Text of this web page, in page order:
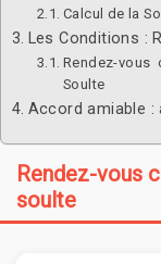
Calcul de la
Les Conditions :
Rendez-vous
Soulte
Accord amiable :
Rendez-vous
soulte